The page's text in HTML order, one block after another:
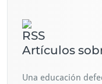
Artículos
Una educación